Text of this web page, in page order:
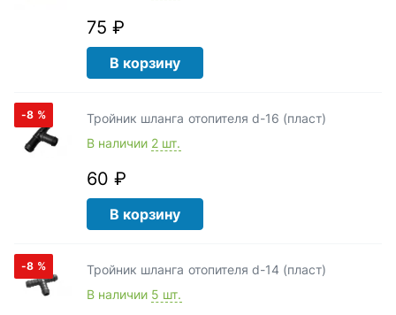
75 ₽
В корзину
-8 %
Тройник шланга отопителя d-16 (пласт)
В наличии 2 шт.
60 ₽
В корзину
-8 %
Тройник шланга отопителя d-14 (пласт)
В наличии 5 шт.